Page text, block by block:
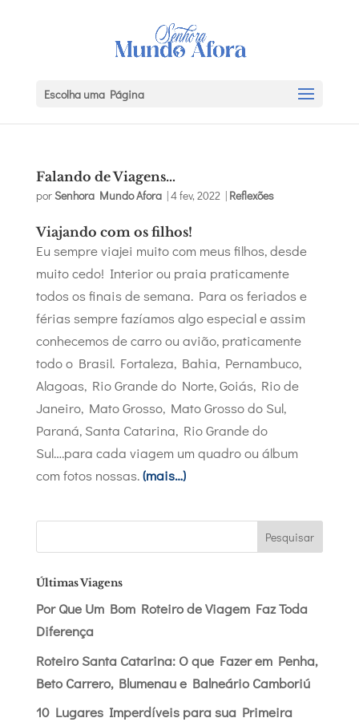
Escolha uma Página
Falando de Viagens…
porSenhora Mundo Afora|4 fev, 2022| Reflexões
Viajando com os filhos!
Eu sempre viajei muito com meus filhos, desde
muito cedo! Interior ou praia praticamente
todos os finais de semana. Para os feriados e
férias sempre fazíamos algo especial e assim
conhecemos de carro ou avião, praticamente
todo o Brasil. Fortaleza, Bahia, Pernambuco,
Alagoas, Rio Grande do Norte, Goiás, Rio de
Janeiro, Mato Grosso, Mato Grosso do Sul,
Paraná, Santa Catarina, Rio Grande do
Sul….para cada viagem um quadro ou álbum
com fotos nossas.(mais…)
Pesquisar
Últimas Viagens
Por Que Um Bom Roteiro de Viagem Faz Toda
Diferença
Roteiro Santa Catarina: O que Fazer em Penha,
Beto Carrero, Blumenau e Balneário Camboriú
10 Lugares Imperdíveis para sua Primeira